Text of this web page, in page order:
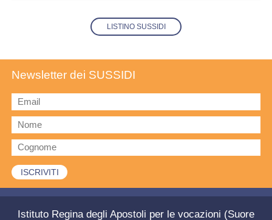
LISTINO SUSSIDI
Newsletter dei SUSSIDI
Istituto Regina degli Apostoli per le vocazioni (Suore